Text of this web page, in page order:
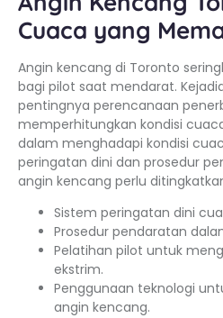
Cuaca yang
Angin kencang di Toronto
bagi pilot saat mendarat.
pentingnya perencanaan
memperhitungkan kondisi
dalam menghadapi kondisi
peringatan dini dan prosedur
angin kencang perlu
Sistem peringatan dini
Prosedur pendaratan
Pelatihan pilot untuk
ekstrim.
Penggunaan teknologi
angin kencang.